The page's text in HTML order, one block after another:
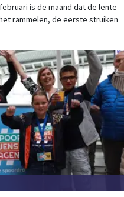
is de maand dat de lente
rammelen, de eerste struiken